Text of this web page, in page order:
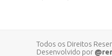
Todos os Direitos
Desenvolvido por